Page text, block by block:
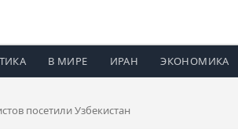
В МИРЕ ИРАН ЭКОНОМИКА
посетили Узбекистан